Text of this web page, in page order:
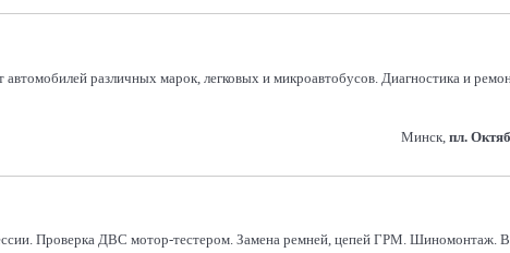
различных марок, легковых и микроавтобусов. Диагностика и
Минск, пл.
Проверка ДВС мотор-тестером. Замена ремней, цепей ГРМ. Шиномонтаж.